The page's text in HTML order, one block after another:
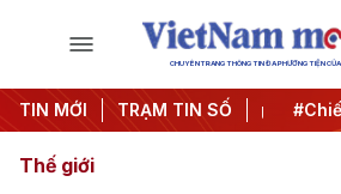
CHUYÊN TRANG THÔNG TIN ĐA PHƯƠNG TIỆN
TIN MỚI TRẠM TIN SỐ
quyết thành hành động
Thế giới